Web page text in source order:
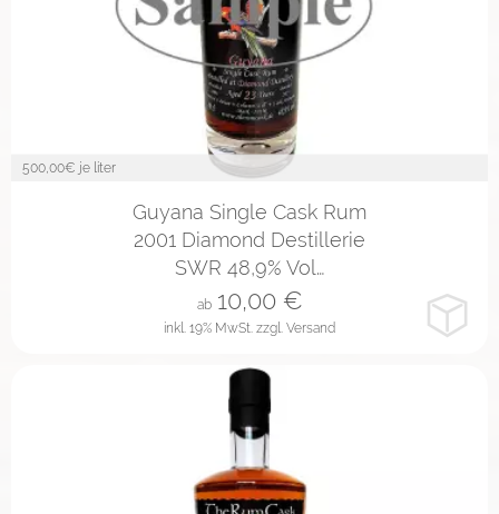
500,00€ je liter
Guyana Single Cask Rum
2001 Diamond Destillerie
SWR 48,9% Vol…
inkl. 19% MwSt. zzgl. Versand
ab 10,00€